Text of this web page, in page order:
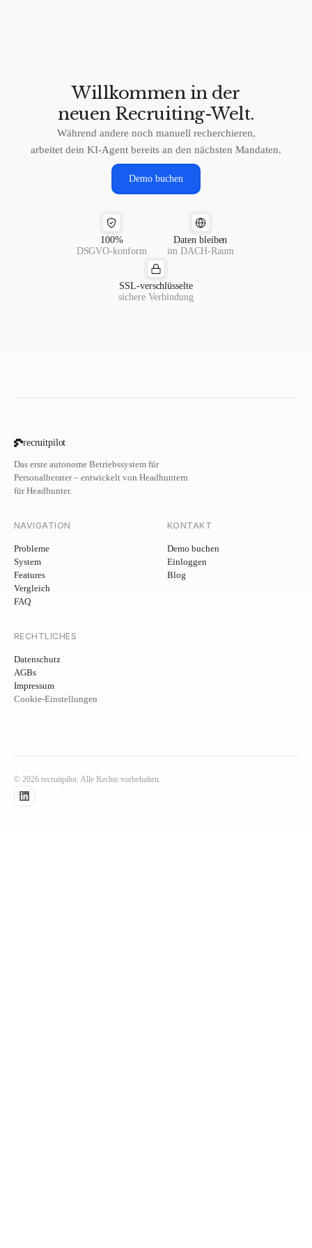
Willkommen in der
neuen Recruiting-Welt.
Während andere noch manuell recherchieren,
arbeitet dein KI-Agent bereits an den nächsten Mandaten.
Demo buchen
100%
DSGVO-konform
Daten bleiben
im DACH-Raum
SSL-verschlüsselte
sichere Verbindung
recruitpilot
Das erste autonome Betriebssystem für
Personalberater – entwickelt von Headhuntern
für Headhunter.
NAVIGATION
Probleme
System
Features
Vergleich
FAQ
KONTAKT
Demo buchen
Einloggen
Blog
RECHTLICHES
Datenschutz
AGBs
Impressum
Cookie-Einstellungen
© 2026 recruitpilot. Alle Rechte vorbehalten.